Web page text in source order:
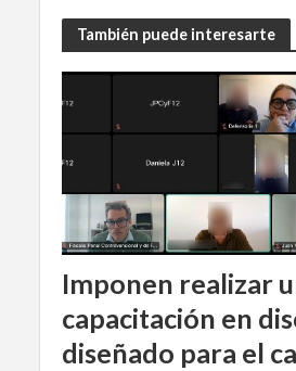
También puede interesarte
Imponen realizar
capacitación en
diseñado para el